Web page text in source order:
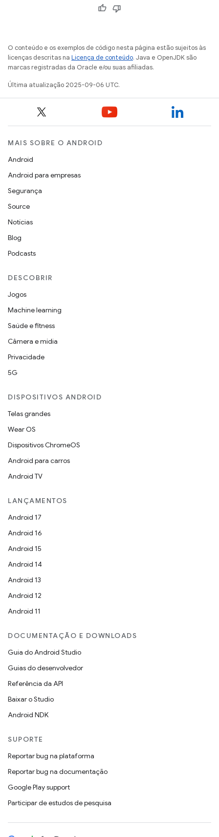
O conteúdo e os exemplos de código nesta página estão sujeitos às
licenças descritas na Licença de conteúdo. Java e OpenJDK são
marcas registradas da Oracle e/ou suas afiliadas.
Última atualização 2025-09-06 UTC.
MAIS SOBRE O ANDROID
Android
Android para empresas
Segurança
Source
Notícias
Blog
Podcasts
DESCOBRIR
Jogos
Machine learning
Saúde e fitness
Câmera e mídia
Privacidade
5G
DISPOSITIVOS ANDROID
Telas grandes
Wear OS
Dispositivos ChromeOS
Android para carros
Android TV
LANÇAMENTOS
Android 17
Android 16
Android 15
Android 14
Android 13
Android 12
Android 11
DOCUMENTAÇÃO E DOWNLOADS
Guia do Android Studio
Guias do desenvolvedor
Referência da API
Baixar o Studio
Android NDK
SUPORTE
Reportar bug na plataforma
Reportar bug na documentação
Google Play support
Participar de estudos de pesquisa